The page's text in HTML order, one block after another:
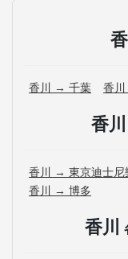
香川 → 千葉 香
香川
香川 → 東京迪士尼
香川 → 博多
香川